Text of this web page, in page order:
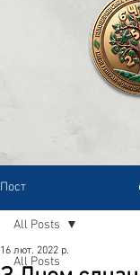
Пост
All Posts
All Posts
16 лют. 2022 р.